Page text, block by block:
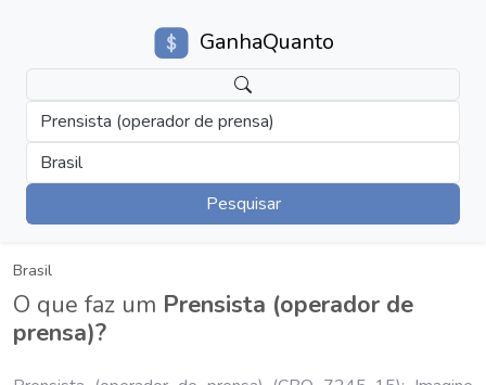
GanhaQuanto
Prensista (operador de prensa)
Brasil
Pesquisar
Brasil
O que faz um Prensista (operador de
prensa)?